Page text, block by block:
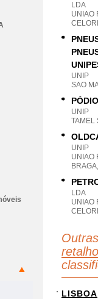
LDA
UNIAO
UNIP
SAO
UNIP
TAMEL
UNIP
UNIAO
LDA
UNIAO
LISBOA